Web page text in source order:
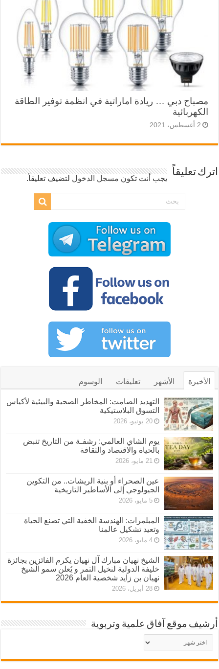
مصباح دبي … ريادة اماراتية في انظمة توفير الطاقة
الكهربائية
2 أغسطس، 2021
اترك تعليقاً
يجب أنت تكون مسجل الدخول لتضيف تعليقاً.
الأخيرة الأشهر تعليقات الوسوم
التهديد الصامت: المخاطر الصحية والبيئية لأكياس
التسوق البلاستيكية
20 يونيو، 2026
يوم الشاي العالمي: رشفـة من التاريخ تنبض
بالحياة والاقتصاد والثقافة
21 مايو، 2026
عين الصحراء أو بنية الريشات.. من التكوين
الجيولوجي إلى الأساطير التاريخية
5 مايو، 2026
المبلمرات: الهندسة الخفية التي تصنع الحياة
وتعيد تشكيل عالمنا
4 مايو، 2026
الشيخ نهيان مبارك آل نهيان يكرم الفائزين بجائزة
خليفة الدولية لنخيل التمر و يُعلن سمو الشيخ
نهيان بن زايد شخصية العام 2026
28 أبريل، 2026
أرشيف موقع آفاق علمية وتربوية
أرشيف
موقع
آفاق